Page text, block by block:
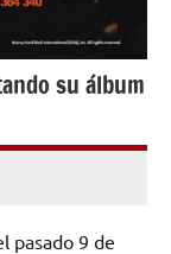
su álbum
pasado 9 de